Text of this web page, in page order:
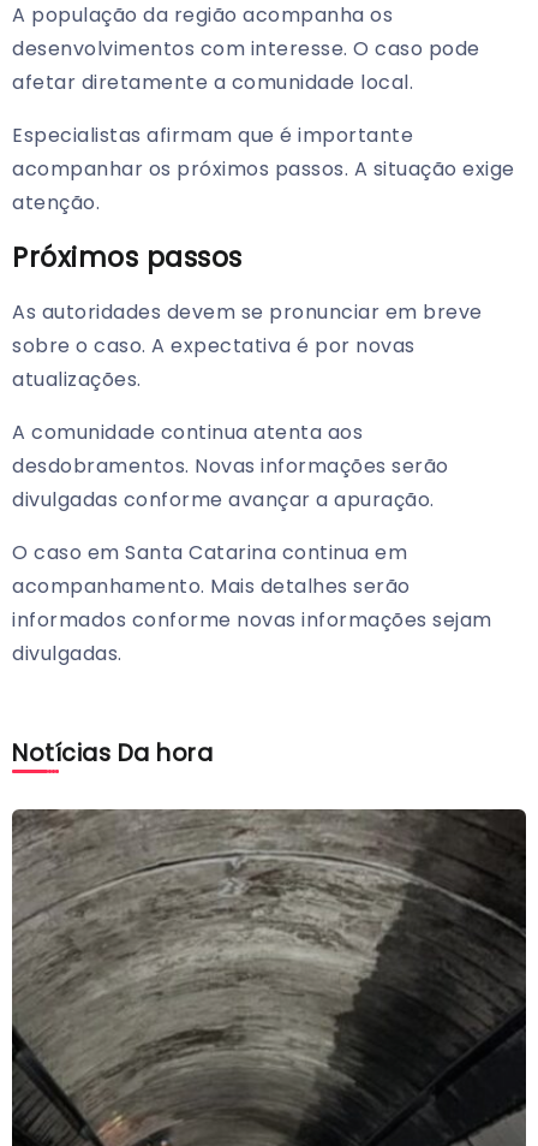
A população da região acompanha os
desenvolvimentos com interesse. O caso pode
afetar diretamente a comunidade local.
Especialistas afirmam que é importante
acompanhar os próximos passos. A situação exige
atenção.
Próximos passos
As autoridades devem se pronunciar em breve
sobre o caso. A expectativa é por novas
atualizações.
A comunidade continua atenta aos
desdobramentos. Novas informações serão
divulgadas conforme avançar a apuração.
O caso em Santa Catarina continua em
acompanhamento. Mais detalhes serão
informados conforme novas informações sejam
divulgadas.
Notícias Da hora